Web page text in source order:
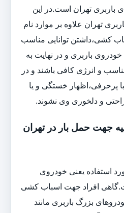
تهران است.در این
تهران علاوه بر موارد نام
کشی،داشتن توانایی مناسب
باربری و در نهایت به
و انرژی کافی باشند و در
پرحرفی،اظهار خستگی و یا
و دلخوری وی نشوند.
جهت حمل بار در تهران
استفاده یعنی خودروی
افراد جهت اسباب کشی
بزرگ باربری مانند